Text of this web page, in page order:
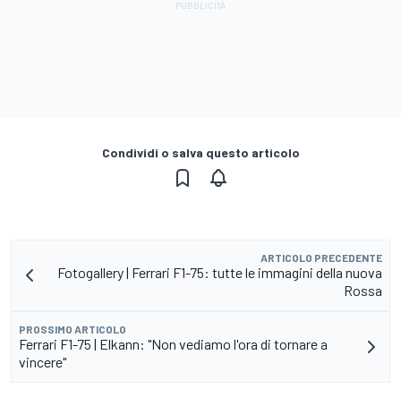
Condividi o salva questo articolo
ARTICOLO PRECEDENTE
Fotogallery | Ferrari F1-75: tutte le immagini della nuova
Rossa
PROSSIMO ARTICOLO
Ferrari F1-75 | Elkann: "Non vediamo l'ora di tornare a
vincere"